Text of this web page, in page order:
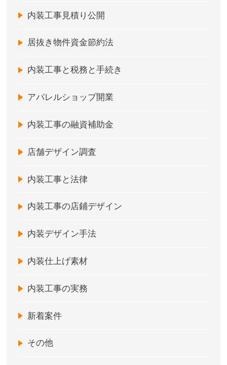
内装工事見積り公開
居抜き物件資金節約法
内装工事と税務と手続き
アパレルショップ開業
内装工事の融資補助金
店舗デザイン調査
内装工事と法律
内装工事の店鋪デザイン
内装デザイン手法
内装仕上げ素材
内装工事の実務
新着案件
その他